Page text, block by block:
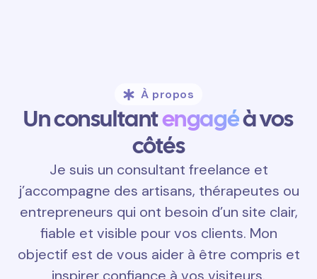
À propos
Un consultantengagéà vos
côtés
Je suis un consultant freelance et
j’accompagne des artisans, thérapeutes ou
entrepreneurs qui ont besoin d’un site clair,
fiable et visible pour vos clients. Mon
objectif est de vous aider à être compris et